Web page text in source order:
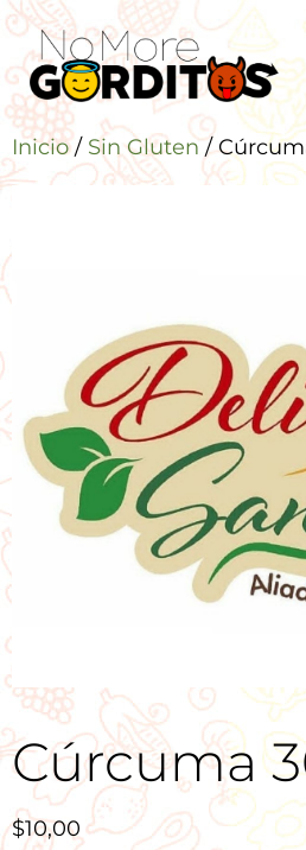
Inicio/ Sin Gluten/
Cúrcuma
$10,00